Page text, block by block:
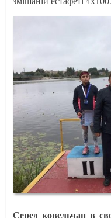
Серед ковельчан в